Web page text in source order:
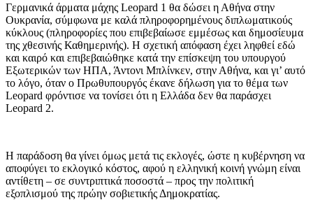
Γερμανικά άρματα μάχης Leopard 1 θα δώσει η Αθήνα στην
Ουκρανία, σύμφωνα με καλά πληροφορημένους διπλωματικούς
κύκλους (πληροφορίες που επιβεβαίωσε εμμέσως και δημοσίευμα
της χθεσινής Καθημερινής). Η σχετική απόφαση έχει ληφθεί εδώ
και καιρό και επιβεβαιώθηκε κατά την επίσκεψη του υπουργού
Εξωτερικών των ΗΠΑ, Άντονι Μπλίνκεν, στην Αθήνα, και γι’ αυτό
το λόγο, όταν ο Πρωθυπουργός έκανε δήλωση για το θέμα των
Leopard φρόντισε να τονίσει ότι η Ελλάδα δεν θα παράσχει
Leopard 2.
Η παράδοση θα γίνει όμως μετά τις εκλογές, ώστε η κυβέρνηση να
αποφύγει το εκλογικό κόστος, αφού η ελληνική κοινή γνώμη είναι
αντίθετη – σε συντριπτικά ποσοστά – προς την πολιτική
εξοπλισμού της πρώην σοβιετικής Δημοκρατίας.